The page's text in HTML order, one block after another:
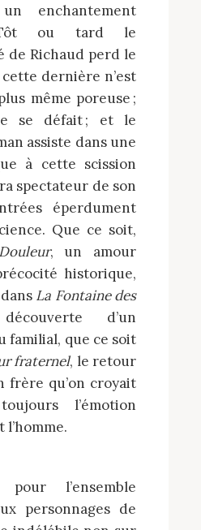
Tôt ou tard le
de Richaud perd le
dernière n’est
même poreuse ;
se défait ; et le
assiste dans une
à cette scission
spectateur de son
éperdument
Que ce soit,
, un amour
historique,
La Fontaine des
d’un
familial, que ce soit
fraternel, le retour
frère qu’on croyait
l’émotion
personnages de